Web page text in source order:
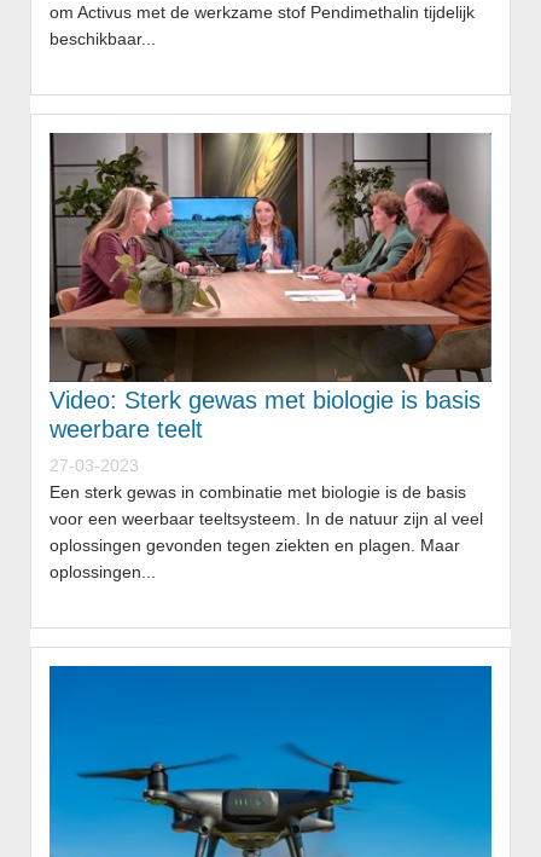
om Activus met de werkzame stof Pendimethalin tijdelijk
beschikbaar...
Video: Sterk gewas met biologie is basis
weerbare teelt
27-03-2023
Een sterk gewas in combinatie met biologie is de basis
voor een weerbaar teeltsysteem. In de natuur zijn al veel
oplossingen gevonden tegen ziekten en plagen. Maar
oplossingen...